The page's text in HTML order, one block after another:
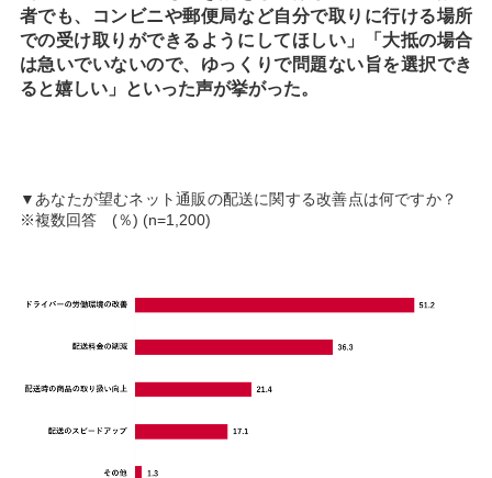
者でも、コンビニや郵便局など自分で取りに行ける場所
での受け取りができるようにしてほしい」「大抵の場合
は急いでいないので、ゆっくりで問題ない旨を選択でき
ると嬉しい」といった声が挙がった。
▼あなたが望むネット通販の配送に関する改善点は何ですか？
※複数回答 (％) (n=1,200)